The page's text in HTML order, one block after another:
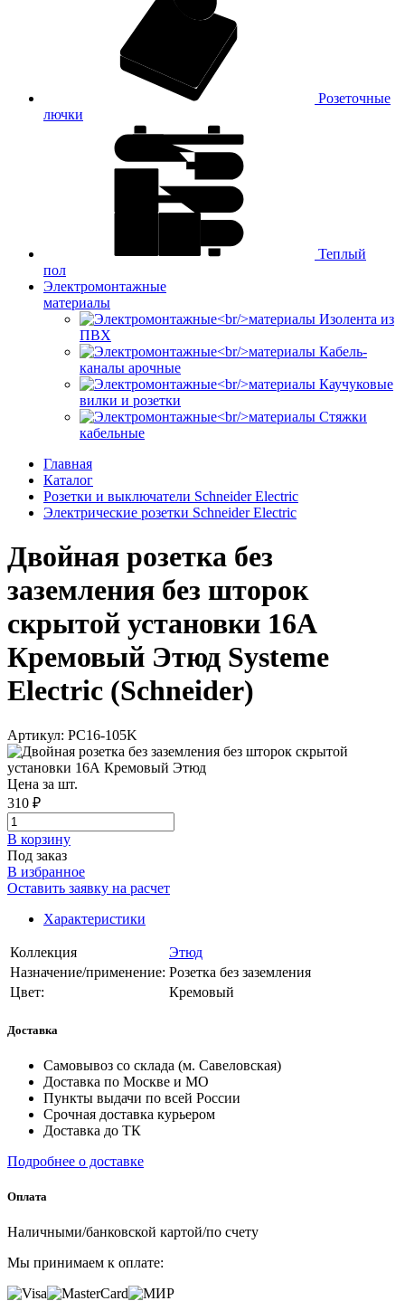
Розеточные
лючки
Теплый
пол
Электромонтажные
материалы
Изолента из
ПВХ
Кабель-
каналы арочные
Каучуковые
вилки и розетки
Стяжки
кабельные
Главная
Каталог
Розетки и выключатели Schneider Electric
Электрические розетки Schneider Electric
Двойная розетка без
заземления без шторок
скрытой установки 16А
Кремовый Этюд Systeme
Electric (Schneider)
Артикул: PC16-105K
Цена за шт.
310 ₽
В корзинy
Под заказ
В избранное
Оставить заявку на расчет
Характеристики
Коллекция
Этюд
Назначение/применение: Розетка без заземления
Цвет:
Кремовый
Доставка
Самовывоз со склада (м. Савеловская)
Доставка по Москве и МО
Пункты выдачи по всей России
Срочная доставка курьером
Доставка до ТК
Подробнее о доставке
Оплата
Наличными/банковской картой/по счету
Мы принимаем к оплате: